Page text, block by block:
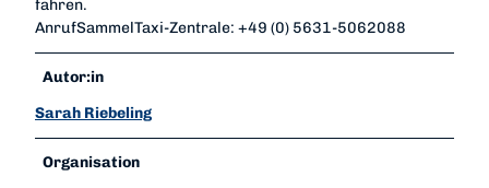
fahren.
AnrufSammelTaxi-Zentrale: +49 (0) 5631-5062088
Autor:in
Sarah Riebeling
Organisation